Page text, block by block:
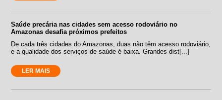
Saúde precária nas cidades sem acesso rodoviário no
Amazonas desafia próximos prefeitos
De cada três cidades do Amazonas, duas não têm acesso rodoviário,
e a qualidade dos serviços de saúde é baixa. Grandes dist[...]
LER MAIS